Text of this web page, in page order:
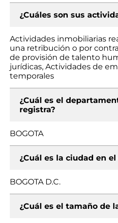
¿Cuáles son sus
Actividades inmobiliarias
una retribución o por
de provisión de talento
jurídicas, Actividades de
temporales
¿Cuál es el
registra?
BOGOTA
¿Cuál es la ciudad en
BOGOTA D.C.
¿Cuál es el tamaño de